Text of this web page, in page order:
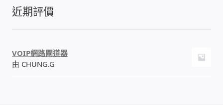
近期評價
VOIP網路閘道器
由 CHUNG.G